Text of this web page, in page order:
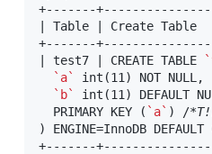
+-------
| Table |
+-------
| test7 | CREATE TABLE
`a`
int(11) NOT NULL,
`b`
int(11) DEFAULT
  PRIMARY KEY (
`a` ) /*
) ENGINE=InnoDB
+-------